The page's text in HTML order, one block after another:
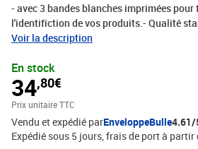
- avec 3 bandes blanches imprimées
l'identifiction de vos produits.- Qualité
Fermeture et Ouverture pratique ZIP-
alimentaire6 formats différents pour
facilement tous vos produits !Protégez
produit est 100% recyclable- polyéthylène
couche d'ozone)- le polyéthylène est
nappes phréatiques, ne dégage pas de
combustion- Le polyéthylène ne nuit pas à
Voir la description
En stock
34,80€
Prix unitaire TTC
Vendu et expédié parEnveloppeBulle4.61/
Expédié sous 5 jours, frais de port à partir